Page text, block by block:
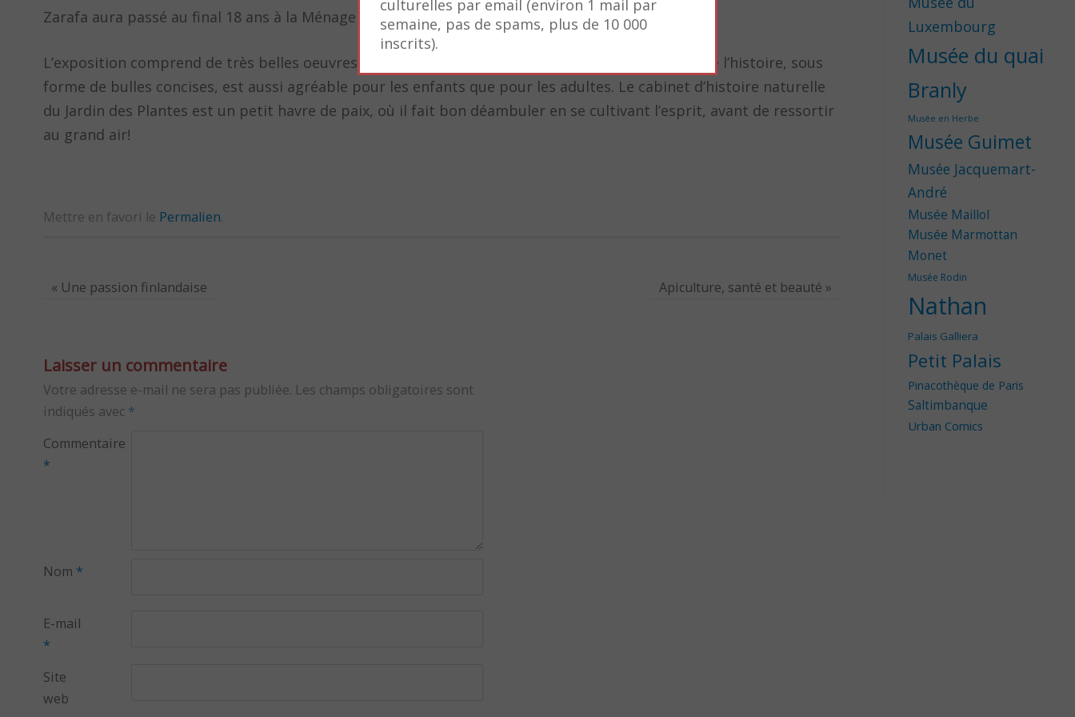
Zarafa aura passé au final 18 ans à la Ménagerie, jusqu’à sa mort le 12 janvier 1845.
L’exposition comprend de très belles oeuvres, lithographies, dessins et huiles. La présentation de l’histoire, sous
forme de bulles concises, est aussi agréable pour les enfants que pour les adultes. Le cabinet d’histoire naturelle
du Jardin des Plantes est un petit havre de paix, où il fait bon déambuler en se cultivant l’esprit, avant de ressortir
au grand air!
Mettre en favori le Permalien.
« Une passion finlandaise Apiculture, santé et beauté »
Laisser un commentaire
Votre adresse e-mail ne sera pas publiée. Les champs obligatoires sont
indiqués avec *
Commentaire
*
Nom *
E-mail
*
Site
web
Luxembourg
Musée du quai
Branly
Musée en Herbe
Musée Guimet
Musée Jacquemart-
André
Musée Maillol
Musée Marmottan
Monet
Musée Rodin
Nathan
Palais Galliera
Petit Palais
Pinacothèque de Paris
Saltimbanque
Urban Comics
culturelles par email (environ 1 mail par
semaine, pas de spams, plus de 10 000
inscrits).